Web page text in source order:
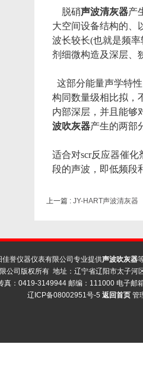
脱硝声波清灰器产
大空间设备结构的、
波长较长(也就是频
剂细微构造及深层、
这部分能量声学特
构同数量级相比拟，
内部深层，并且能够
波吹灰器产生的两部
适合对scr反应器催
段的声波，即低频段
上一篇 : JY-HART声波清灰器
佳誉仪器仪表有限公司专业提供声波吹灰器
公司版权所有 地址：辽宁省辽阳市太子河
真：0419-3149944 邮编：111000 电子邮
辽ICP备08002951号-5 返回首页 管